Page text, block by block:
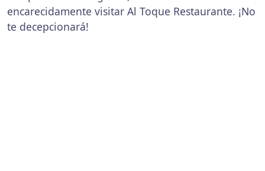
encarecidamente visitar Al Toque Restaurante. ¡No
te decepcionará!